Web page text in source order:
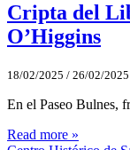
Cripta del
O’Higgins
18/02/2025 / 26/02/2025
En el Paseo Bulnes,
Read more »